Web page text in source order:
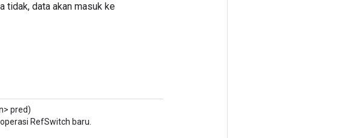
tidak, data akan masuk ke
pred)
RefSwitch baru.